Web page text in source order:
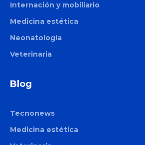
Onda Pro
Coolsculpting
CM Slim
Internación y mobiliario
Medicina estética
Neonatología
Veterinaria
Blog
Tecnonews
Medicina estética